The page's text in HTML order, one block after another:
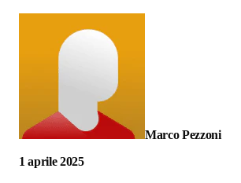
Marco Pezzoni
1 aprile 2025